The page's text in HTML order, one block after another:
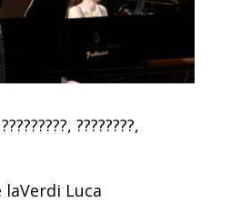
????????,
Luca